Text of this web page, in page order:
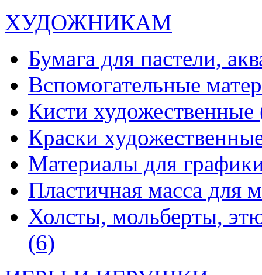
ХУДОЖНИКАМ
Бумага для пастели,
Вспомогательные
Кисти художественные
Краски
Материалы для
Пластичная масса для
Холсты, мольберты,
(6)